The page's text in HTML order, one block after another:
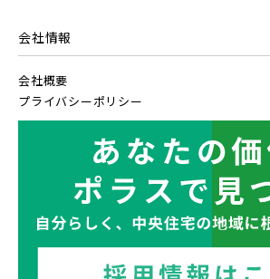
東京メトロ副都心線
京王井の頭線
千葉都市モノレール
JR中央・総武線 [各駅停車]
JR総武線 [快速]
JR京葉線
近プロジェクト始動!!◆京成押上線「京成
地図内の物件アイコンを
クリックすると
このカコミに
物件概要が表示されます
千葉県船橋市 千葉県
会社情報
会社概要
プライバシーポリシー